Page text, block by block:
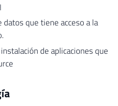
datos que tiene acceso a la
de aplicaciones que